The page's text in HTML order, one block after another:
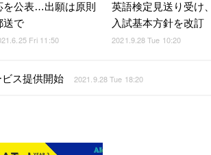
を公表…出願は原則
送で
Fri 11:50
英語検定見送り受け、
入試基本方針を改訂
2021.9.28 Tue 10:20
ス提供開始 2021.9.28 Tue 18:20